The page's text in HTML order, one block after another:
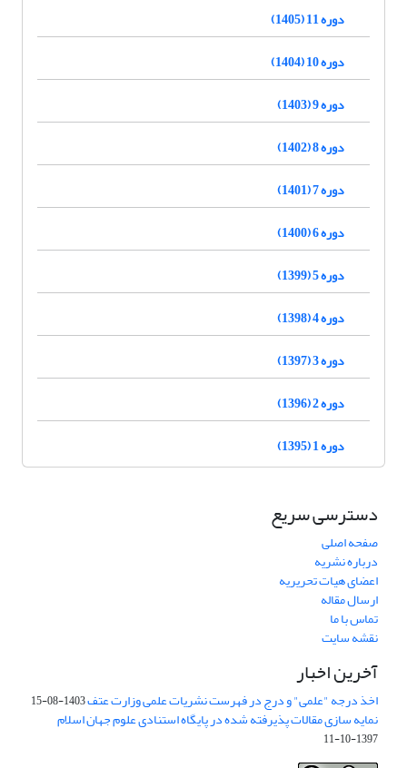
دوره 11 (1405)
دوره 10 (1404)
دوره 9 (1403)
دوره 8 (1402)
دوره 7 (1401)
دوره 6 (1400)
دوره 5 (1399)
دوره 4 (1398)
دوره 3 (1397)
دوره 2 (1396)
دوره 1 (1395)
دسترسی سریع
صفحه اصلی
درباره نشریه
اعضای هیات تحریریه
ارسال مقاله
تماس با ما
نقشه سایت
آخرین اخبار
اخذ درجه "علمی" و درج در فهرست نشریات علمی وزارت عتف1403-08-15
نمایه سازی مقالات پذیرفته شده در پایگاه استنادی علوم جهان اسلام
1397-10-11